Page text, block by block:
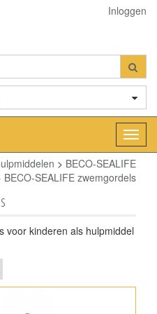
Inloggen
> BECO-SEALIFE
BECO-SEALIFE zwemgordels
voor kinderen als hulpmiddel